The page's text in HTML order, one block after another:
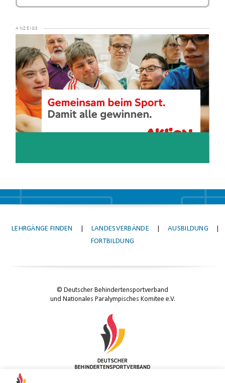
der Ausbildungszeit begründen.Die Entscheidung über
eine Verkürzung der Ausbildung unterliegt dem jeweiligen
Lehrgangsanbieter.
Player
LEHRGÄNGE FINDEN LANDESVERBÄNDE AUSBILDUNG
FORTBILDUNG
© Deutscher Behindertensportverband
und Nationales Paralympisches Komitee e.V.